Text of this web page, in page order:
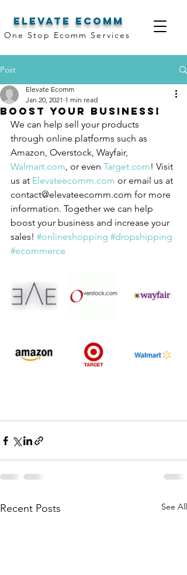
elevate ecomm
One Stop Ecomm Services
Post
Boost Your Business!
Elevate Ecomm
Jan 20, 2021 1 min read
We can help sell your products
through online platforms such as
Amazon, Overstock, Wayfair,
Walmart.com, or even Target.com! Visit
us at Elevateecomm.com or email us at
contact@elevateecomm.com for more
information. Together we can help
boost your business and increase your
sales! #onlineshopping #dropshipping
#ecommerce
Recent Posts See All